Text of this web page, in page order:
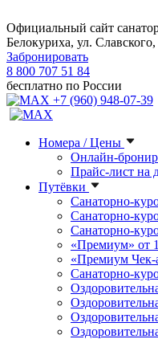
Официальный сайт
Белокуриха, ул.
Забронировать
8 800 707 51 84
бесплатно по России
+7 (960) 948-07-39
Номера / Цены
Онлайн-
Прайс-лист на
Путёвки
Санаторно-
Санаторно-
Санаторно-
«Премиум» от
«Премиум Чек-
Санаторно-